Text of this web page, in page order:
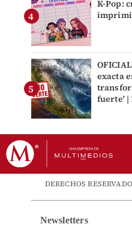
K-Pop:
exacta
fuerte' |
DERECHOS
Newsletters